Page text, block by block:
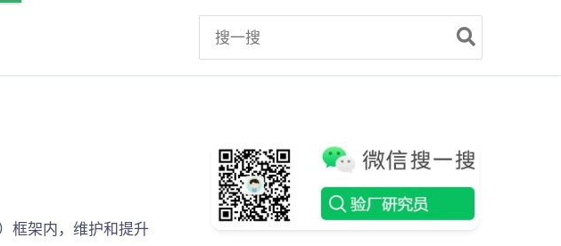
for:
框架内，维护和提升